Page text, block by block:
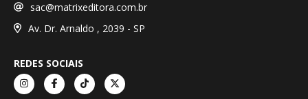
sac@matrixeditora.com.br
Av. Dr. Arnaldo , 2039 - SP
REDES SOCIAIS